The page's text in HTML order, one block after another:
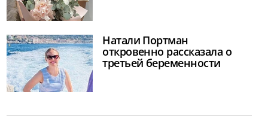
Натали Портман
откровенно рассказала о
третьей беременности